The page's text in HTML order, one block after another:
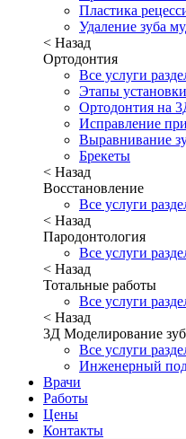
Пластика
Удаление зуба
< Назад
Ортодонтия
Все услуги
Этапы
Ортодонтия на
Исправление
Выравнивание
Брекеты
< Назад
Восстановление
Все услуги
< Назад
Пародонтология
Все услуги
< Назад
Тотальные работы
Все услуги
< Назад
3Д Моделирование
Все услуги
Инженерный
Врачи
Работы
Цены
Контакты